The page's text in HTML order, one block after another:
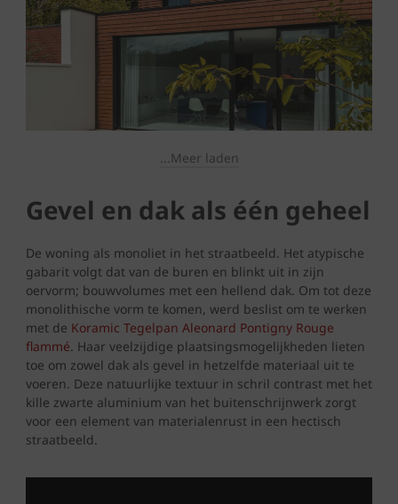
...Meer laden
Gevel en dak als één geheel
De woning als monoliet in het straatbeeld. Het atypische
gabarit volgt dat van de buren en blinkt uit in zijn
oervorm; bouwvolumes met een hellend dak. Om tot deze
monolithische vorm te komen, werd beslist om te werken
met de Koramic Tegelpan Aleonard Pontigny Rouge
flammé. Haar veelzijdige plaatsingsmogelijkheden lieten
toe om zowel dak als gevel in hetzelfde materiaal uit te
voeren. Deze natuurlijke textuur in schril contrast met het
kille zwarte aluminium van het buitenschrijnwerk zorgt
voor een element van materialenrust in een hectisch
straatbeeld.